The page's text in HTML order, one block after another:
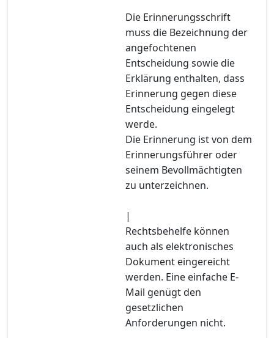
Die Erinnerungsschrift
muss die Bezeichnung der
angefochtenen
Entscheidung sowie die
Erklärung enthalten, dass
Erinnerung gegen diese
Entscheidung eingelegt
werde.
Die Erinnerung ist von dem
Erinnerungsführer oder
seinem Bevollmächtigten
zu unterzeichnen.
|
Rechtsbehelfe können
auch als elektronisches
Dokument eingereicht
werden. Eine einfache E-
Mail genügt den
gesetzlichen
Anforderungen nicht.